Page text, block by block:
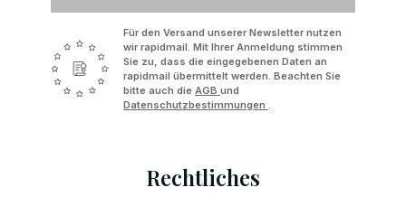
Für den Versand unserer Newsletter nutzen
wir rapidmail. Mit Ihrer Anmeldung stimmen
Sie zu, dass die eingegebenen Daten an
rapidmail übermittelt werden. Beachten Sie
bitte auch die AGB und
Datenschutzbestimmungen .
Rechtliches